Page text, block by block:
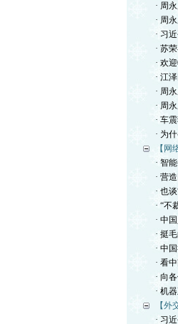
· 周
· 周
· 习
· 苏
· 欢
· 江
· 周
· 周
· 车
· 为
【网
· 智
· 营
· 也
· “不
· 中
· 挺
· 中
· 看
· 向
· 机
【外
· 习